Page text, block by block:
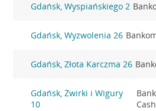
Gdańsk, Wyspiańskiego 2
Gdańsk, Wyzwolenia 26
Gdańsk, Złota Karczma 26
Gdańsk, Żwirki i Wigury
10